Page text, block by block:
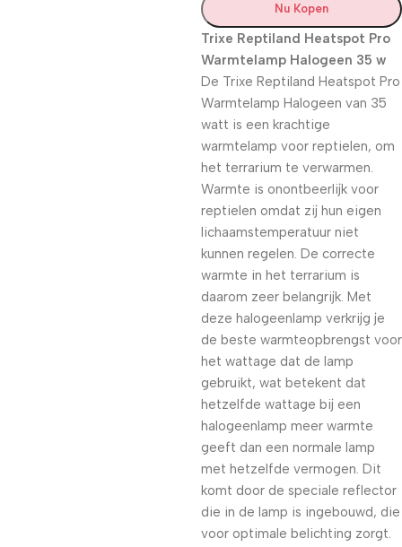
Nu Kopen
Trixe Reptiland Heatspot Pro
Warmtelamp Halogeen 35 w
De Trixe Reptiland Heatspot Pro
Warmtelamp Halogeen van 35
watt is een krachtige
warmtelamp voor reptielen, om
het terrarium te verwarmen.
Warmte is onontbeerlijk voor
reptielen omdat zij hun eigen
lichaamstemperatuur niet
kunnen regelen. De correcte
warmte in het terrarium is
daarom zeer belangrijk. Met
deze halogeenlamp verkrijg je
de beste warmteopbrengst voor
het wattage dat de lamp
gebruikt, wat betekent dat
hetzelfde wattage bij een
halogeenlamp meer warmte
geeft dan een normale lamp
met hetzelfde vermogen. Dit
komt door de speciale reflector
die in de lamp is ingebouwd, die
voor optimale belichting zorgt.